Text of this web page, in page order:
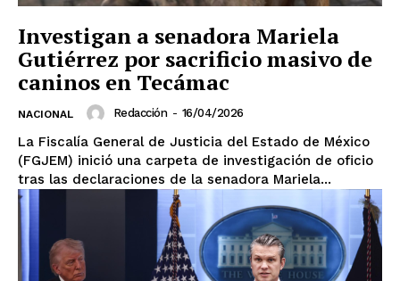
Investigan a senadora Mariela
Gutiérrez por sacrificio masivo de
caninos en Tecámac
NACIONAL Redacción - 16/04/2026
La Fiscalía General de Justicia del Estado de México
(FGJEM) inició una carpeta de investigación de oficio
tras las declaraciones de la senadora Mariela...